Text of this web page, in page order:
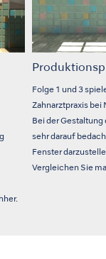
Folge 1 und 3
Zahnarztpraxis bei
Bei der
sehr darauf
Fenster
Vergleichen Sie